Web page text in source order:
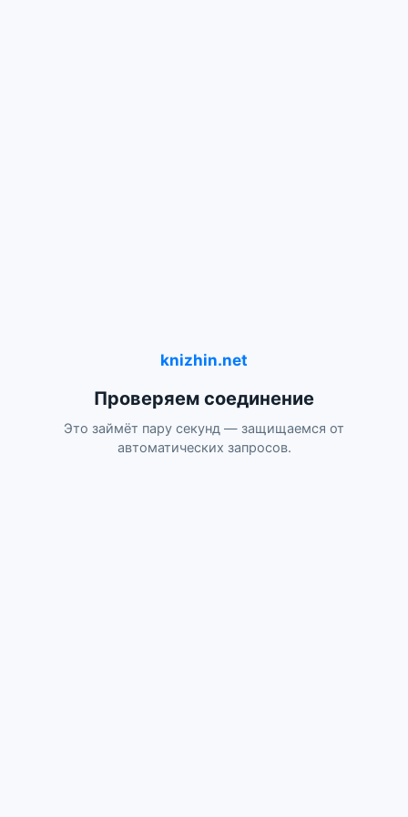
knizhin.net
Проверяем соединение
Это займёт пару секунд — защищаемся от
автоматических запросов.